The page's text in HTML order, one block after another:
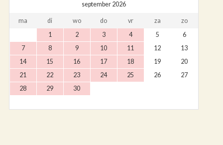
september 2026
ma di wo do vr za
zo
1
2 3 4 5
6
7
8 9 10 11 12
13
14
15 16 17 18 19
20
21
22 23 24 25 26
27
28
29 30